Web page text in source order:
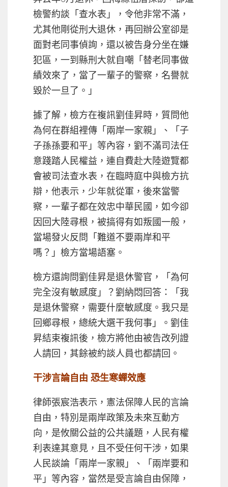
檢警約談「查水表」，令他非常不滿，
尤其他剛從刑大退休，再回辦公室卻是
面對老同事偵詢，還以被告身分坐在嫌
犯區，一到縣刑大就自嘲「替老同事做
績效來了，當了一輩子的警察，名譽就
毀於一旦了。」
據了解，檢方在複訊劉佳昇時，質問他
為何在群組裡傳「兩岸一家親」、「子
子孫孫要和平」等內容，劉不滿司法任
意踐踏人民權益，連自費赴大陸遊覽都
會被司法查水表，在臨時庭中與檢方抗
辯，他表示，少年就從軍，後來當警
察，一輩子都在效忠中華民國，如今卻
因回大陸尋根，被搞得有如叛國一般，
當場發火反問「難道不要兩岸和平
嗎？」檢方當場語塞。
檢方還詢問劉佳昇是退休警官，「為何
完全沒有敏感度」？劉納悶回答：「我
是退休警察，需要什麼敏感度。我只是
回鄉尋根，總統大選干我何事」。劉佳
昇結束複訊後，檢方將他由被告改列證
人請回，其餘被約談人員也都請回。
干涉言論自由 恐生寒蟬效應
律師張宸浩表示，憲法保障人民的言論
自由，特別是兩岸政策及未來互動方
向，是攸關公益的公共議題，人民有權
利表達其意見，且不受任何干涉，如果
人民談論「兩岸一家親」、「兩岸要和
平」等內容，當然是受言論自由保障，